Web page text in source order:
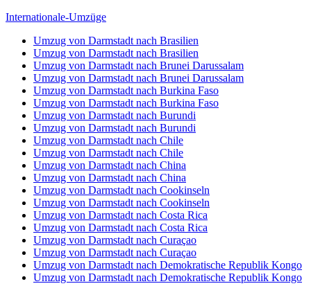
Internationale-Umzüge
Umzug von Darmstadt nach Brasilien
Umzug von Darmstadt nach Brasilien
Umzug von Darmstadt nach Brunei Darussalam
Umzug von Darmstadt nach Brunei Darussalam
Umzug von Darmstadt nach Burkina Faso
Umzug von Darmstadt nach Burkina Faso
Umzug von Darmstadt nach Burundi
Umzug von Darmstadt nach Burundi
Umzug von Darmstadt nach Chile
Umzug von Darmstadt nach Chile
Umzug von Darmstadt nach China
Umzug von Darmstadt nach China
Umzug von Darmstadt nach Cookinseln
Umzug von Darmstadt nach Cookinseln
Umzug von Darmstadt nach Costa Rica
Umzug von Darmstadt nach Costa Rica
Umzug von Darmstadt nach Curaçao
Umzug von Darmstadt nach Curaçao
Umzug von Darmstadt nach Demokratische Republik Kongo
Umzug von Darmstadt nach Demokratische Republik Kongo